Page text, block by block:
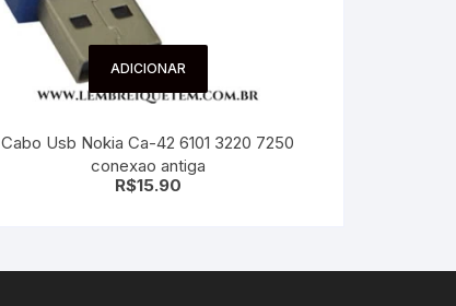
ADICIONAR
Cabo Usb Nokia Ca-42 6101 3220 7250
conexao antiga
R$15.90